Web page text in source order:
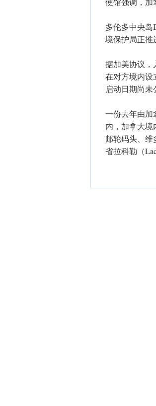
多伦多中央岛
境保护局正推
据加美协议，
在对方境内设
启动日期尚未
一份去年由加
内，加拿大
邮轮码头、
省拉科勒（